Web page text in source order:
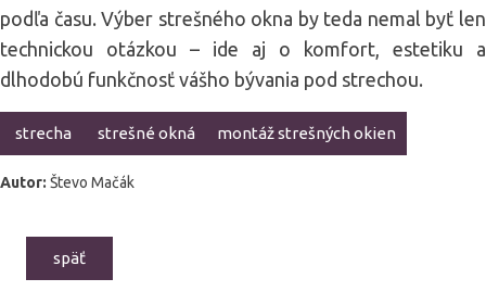
podľa času. Výber strešného okna by teda nemal byť len
technickou otázkou – ide aj o komfort, estetiku a
dlhodobú funkčnosť vášho bývania pod strechou.
strecha strešné okná montáž strešných okien
Autor: Števo Mačák
späť